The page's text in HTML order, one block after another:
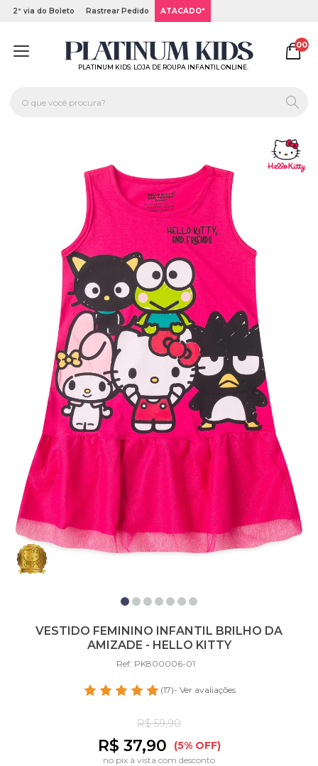
2ª via do Boleto Rastrear Pedido ATACADO*
PLATINUM KIDS: LOJA DE ROUPA INFANTIL ONLINE.
00
VESTIDO FEMININO INFANTIL BRILHO DA
AMIZADE - HELLO KITTY
Ref: PK800006-01
(17)- Ver avaliações
R$ 59,90
R$ 37,90 (5% OFF)
no pix à vista com desconto